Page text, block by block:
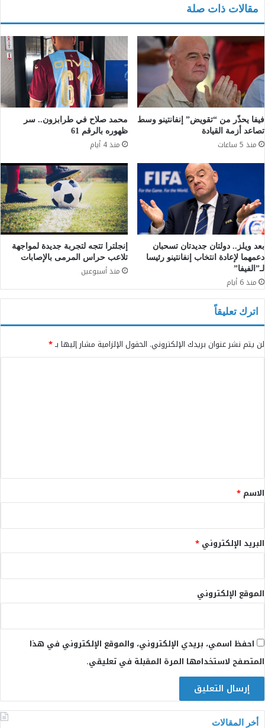
مقالات ذات صلة
فيفا يحذّر من “تقويض” إنفانتينو وسط
تصاعد أزمة القيادة
منذ 5 ساعات
محمد صلاح في طرابزون.. سر
ظهوره بالرقم 61
منذ 4 أيام
بعد ويلز.. دولتان جديدتان تسحبان
دعمهما لإعادة انتخاب إنفانتينو رئيسا
لـ”الفيفا”
منذ 6 أيام
إنجلترا تتجه لتجربة جديدة لمواجهة
تلاعب حراس المرمى بالإصابات
منذ أسبوعين
اترك تعليقاً
لن يتم نشر عنوان بريدك الإلكتروني. الحقول الإلزامية مشار إليها بـ*
*
الاسم *
البريد الإلكتروني *
الموقع الإلكتروني
احفظ اسمي، بريدي الإلكتروني، والموقع الإلكتروني في هذا
المتصفح لاستخدامها المرة المقبلة في تعليقي.
أخر المقالات